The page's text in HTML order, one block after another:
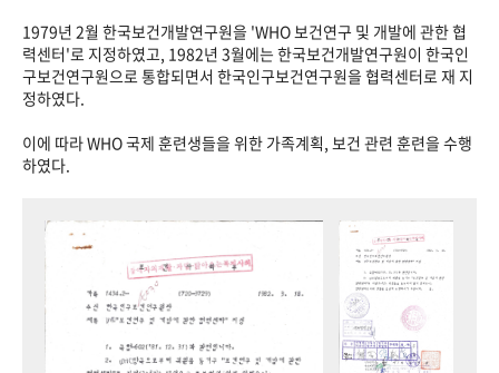
1979년 2월 한국보건개발연구원을 'WHO 보건연구 및 개발에 관한 협
력센터'로 지정하였고, 1982년 3월에는 한국보건개발연구원이 한국인
구보건연구원으로 통합되면서 한국인구보건연구원을 협력센터로 재 지
정하였다.
이에 따라 WHO 국제 훈련생들을 위한 가족계획, 보건 관련 훈련을 수행
하였다.